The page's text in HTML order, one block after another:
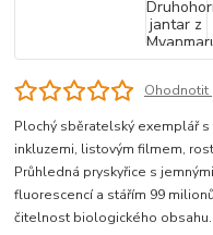
Ohodnotit
Plochý sběratelský exemplář
inkluzemi, listovým filmem,
Průhledná pryskyřice s
fluorescencí a stářím 99
čitelnost biologického